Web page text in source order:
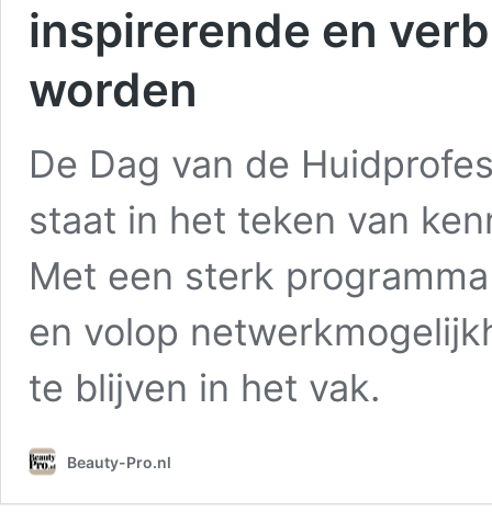
inspirerende en
worden
De Dag van de
staat in het teken van
Met een sterk
en volop
te blijven in het vak.
Beauty-Pro.nl